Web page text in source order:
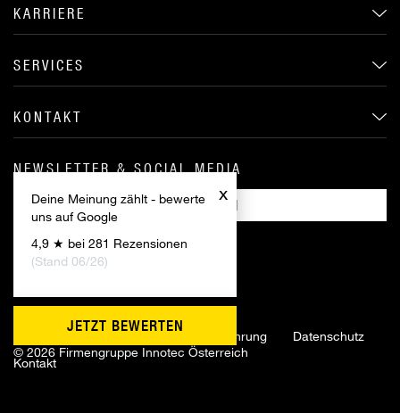
x
Deine Meinung zählt - bewerte
uns auf Google
4,9 ★ bei 281 Rezensionen
(Stand 06/26)
JETZT BEWERTEN
KARRIERE
SERVICES
KONTAKT
NEWSLETTER & SOCIAL MEDIA
ANMELDEN
© 2026 Firmengruppe Innotec Österreich
Impressum AGB Widerrufsbelehrung
Datenschutz
Kontakt